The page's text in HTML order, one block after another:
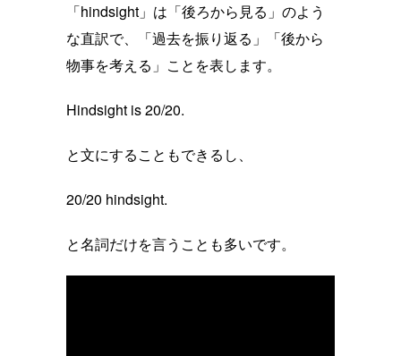
「hindsight」は「後ろから見る」のよう
な直訳で、「過去を振り返る」「後から
物事を考える」ことを表します。
Hindsight is 20/20.
と文にすることもできるし、
20/20 hindsight.
と名詞だけを言うことも多いです。